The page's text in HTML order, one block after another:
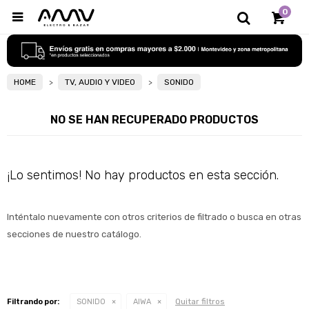
0

HOME TV, AUDIO Y VIDEO SONIDO
NO SE HAN RECUPERADO PRODUCTOS
¡Lo sentimos! No hay productos en esta sección.
Inténtalo nuevamente con otros criterios de filtrado o busca en otras
secciones de nuestro catálogo.
Filtrando por: SONIDO AIWA Quitar filtros